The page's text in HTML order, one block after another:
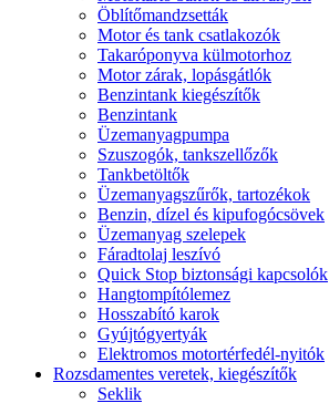
Öblítőmandzsetták
Motor és tank csatlakozók
Takaróponyva külmotorhoz
Motor zárak, lopásgátlók
Benzintank kiegészítők
Benzintank
Üzemanyagpumpa
Szuszogók, tankszellőzők
Tankbetöltők
Üzemanyagszűrők, tartozékok
Benzin, dízel és kipufogócsövek
Üzemanyag szelepek
Fáradtolaj leszívó
Quick Stop biztonsági kapcsolók
Hangtompítólemez
Hosszabító karok
Gyújtógyertyák
Elektromos motortérfedél-nyitók
Rozsdamentes veretek, kiegészítők
Seklik